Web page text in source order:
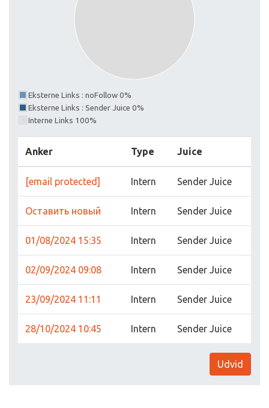
Eksterne Links : noFollow 0%
Eksterne Links : Sender Juice 0%
Interne Links 100%
Anker Type Juice
[email protected] Intern Sender Juice
Оставить новый Intern Sender Juice
01/08/2024 15:35 Intern Sender Juice
02/09/2024 09:08 Intern Sender Juice
23/09/2024 11:11 Intern Sender Juice
28/10/2024 10:45 Intern Sender Juice
Udvid